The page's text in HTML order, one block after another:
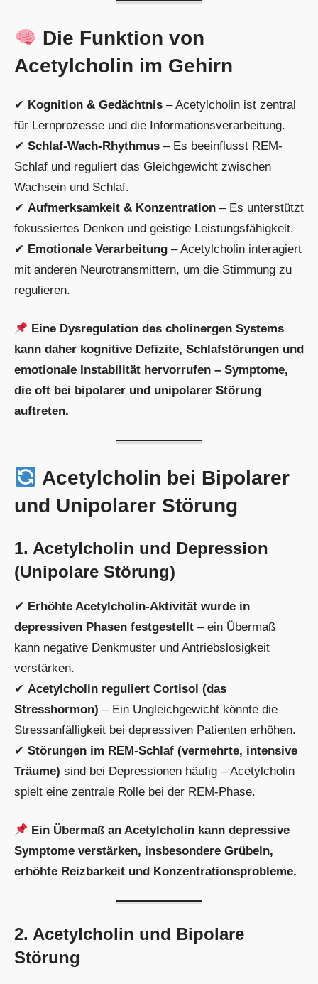
Die Funktion von
Acetylcholin im Gehirn
✔ Kognition & Gedächtnis – Acetylcholin ist zentral
für Lernprozesse und die Informationsverarbeitung.
✔ Schlaf-Wach-Rhythmus – Es beeinflusst REM-
Schlaf und reguliert das Gleichgewicht zwischen
Wachsein und Schlaf.
✔ Aufmerksamkeit & Konzentration – Es unterstützt
fokussiertes Denken und geistige Leistungsfähigkeit.
✔ Emotionale Verarbeitung – Acetylcholin interagiert
mit anderen Neurotransmittern, um die Stimmung zu
regulieren.
Eine Dysregulation des cholinergen Systems
kann daher kognitive Defizite, Schlafstörungen und
emotionale Instabilität hervorrufen – Symptome,
die oft bei bipolarer und unipolarer Störung
auftreten.
Acetylcholin bei Bipolarer
und Unipolarer Störung
1. Acetylcholin und Depression
(Unipolare Störung)
✔ Erhöhte Acetylcholin-Aktivität wurde in
depressiven Phasen festgestellt – ein Übermaß
kann negative Denkmuster und Antriebslosigkeit
verstärken.
✔ Acetylcholin reguliert Cortisol (das
Stresshormon) – Ein Ungleichgewicht könnte die
Stressanfälligkeit bei depressiven Patienten erhöhen.
✔ Störungen im REM-Schlaf (vermehrte, intensive
Träume) sind bei Depressionen häufig – Acetylcholin
spielt eine zentrale Rolle bei der REM-Phase.
Ein Übermaß an Acetylcholin kann depressive
Symptome verstärken, insbesondere Grübeln,
erhöhte Reizbarkeit und Konzentrationsprobleme.
2. Acetylcholin und Bipolare
Störung